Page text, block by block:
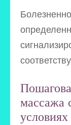
массажа
условиях